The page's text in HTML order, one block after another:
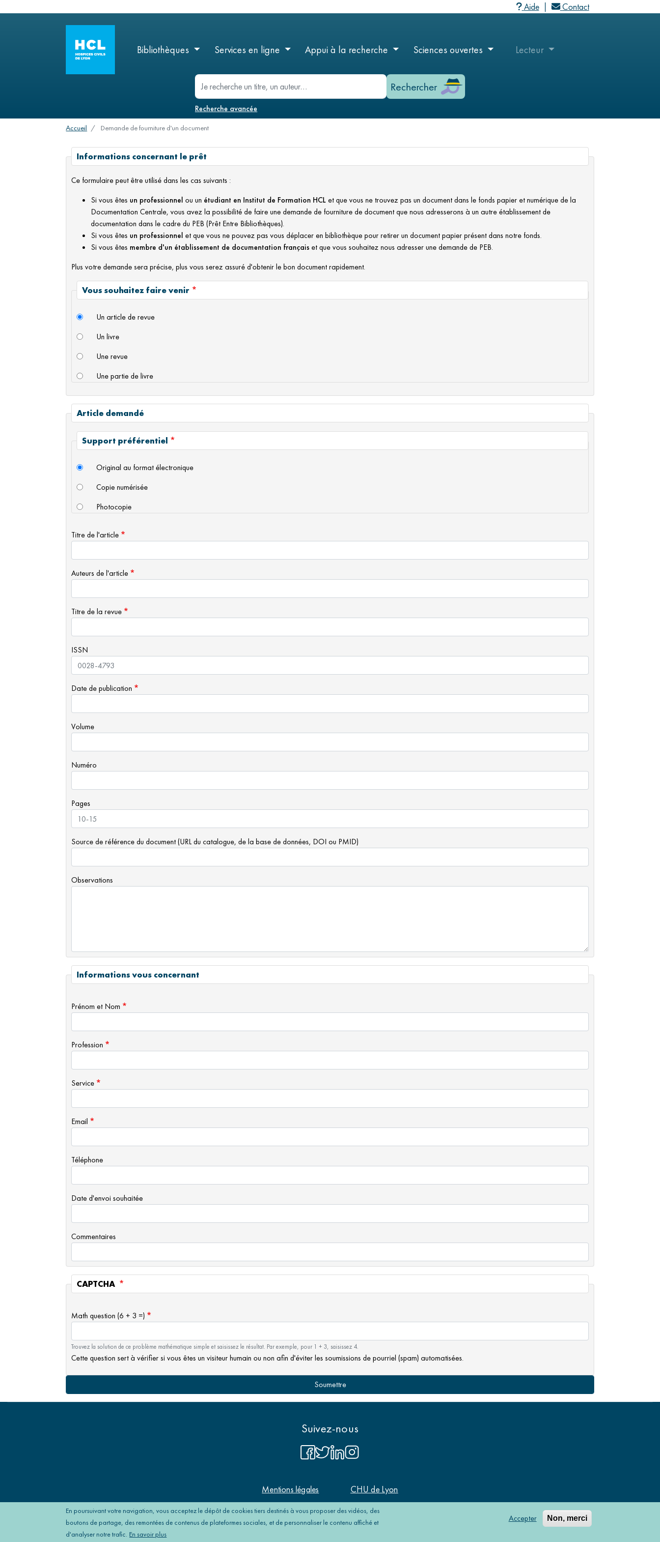
Aide Contact
MenuBibliothèques Services en ligne Appui à la recherche Sciences ouvertes user_menu
User
Lecteur
recherche
Recherche avancée
Accueil Demande de fourniture d'un document
Informations concernant le prêt
Ce formulaire peut être utilisé dans les cas suivants :
Si vous êtes un professionnelou un étudiant en Institut de Formation HCLet que vous ne trouvez pas un document dans le fonds papier et numérique de la
Documentation Centrale, vous avez la possibilité de faire une demande de fourniture de document que nous adresserons à un autre établissement de
documentation dans le cadre du PEB (Prêt Entre Bibliothèques).
Si vous êtes un professionnelet que vous ne pouvez pas vous déplacer en bibliothèque pour retirer un document papier présent dans notre fonds.
Si vous êtes membre d'un établissement de documentation françaiset que vous souhaitez nous adresser une demande de PEB.
Plus votre demande sera précise, plus vous serez assuré d'obtenir le bon document rapidement.
Vous souhaitez faire venir
Un article de revue
Un livre
Une revue
Une partie de livre
Article demandé
Support préférentiel
Original au format électronique
Copie numérisée
Photocopie
Titre de l'article
Auteurs de l'article
Titre de la revue
ISSN
Date de publication
Volume
Numéro
Pages
Source de référence du document (URL du catalogue, de la base de données, DOI ou PMID)
Observations
Informations vous concernant
Prénom et Nom
Profession
Service
Email
Téléphone
Date d'envoi souhaitée
Commentaires
CAPTCHA
Math question (6 + 3 =)
Trouvez la solution de ce problème mathématique simple et saisissez le résultat. Par exemple, pour 1 + 3, saisissez 4.
Cette question sert à vérifier si vous êtes un visiteur humain ou non afin d'éviter les soumissions de pourriel (spam) automatisées.
Suivez-nous
Mentions
légales
Mentions légales CHU de Lyon
En poursuivant votre navigation, vous acceptez le dépôt de cookies tiers destinés à vous proposer des vidéos, des
boutons de partage, des remontées de contenus de plateformes sociales, et de personnaliser le contenu affiché et
d'analyser notre trafic. En savoir plus
Accepter Non, merci